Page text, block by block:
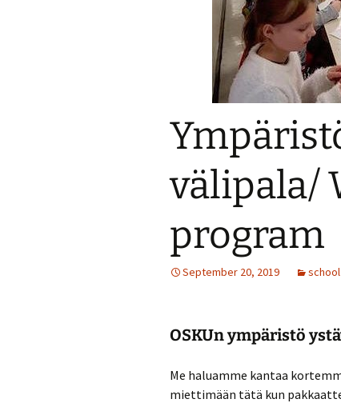
välipala/
program
September 20, 2019
OSKUn ympäristö
Me haluamme kantaa
miettimään tätä kun